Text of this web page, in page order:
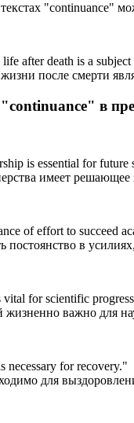
"continuance"
after death is a subject
после смерти
в
is essential for future
имеет решающее
of effort to succeed
в
vital for scientific
важно для
necessary for recovery."
для